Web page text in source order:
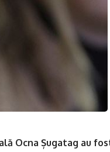
Ocna Șugatag au